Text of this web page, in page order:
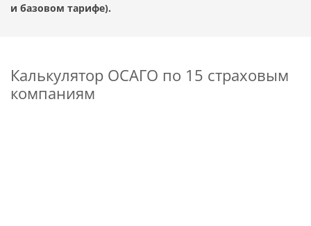
и базовом тарифе).
Калькулятор ОСАГО по 15 страховым
компаниям